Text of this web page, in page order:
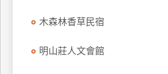
木森林香草民宿
明山莊人文會館